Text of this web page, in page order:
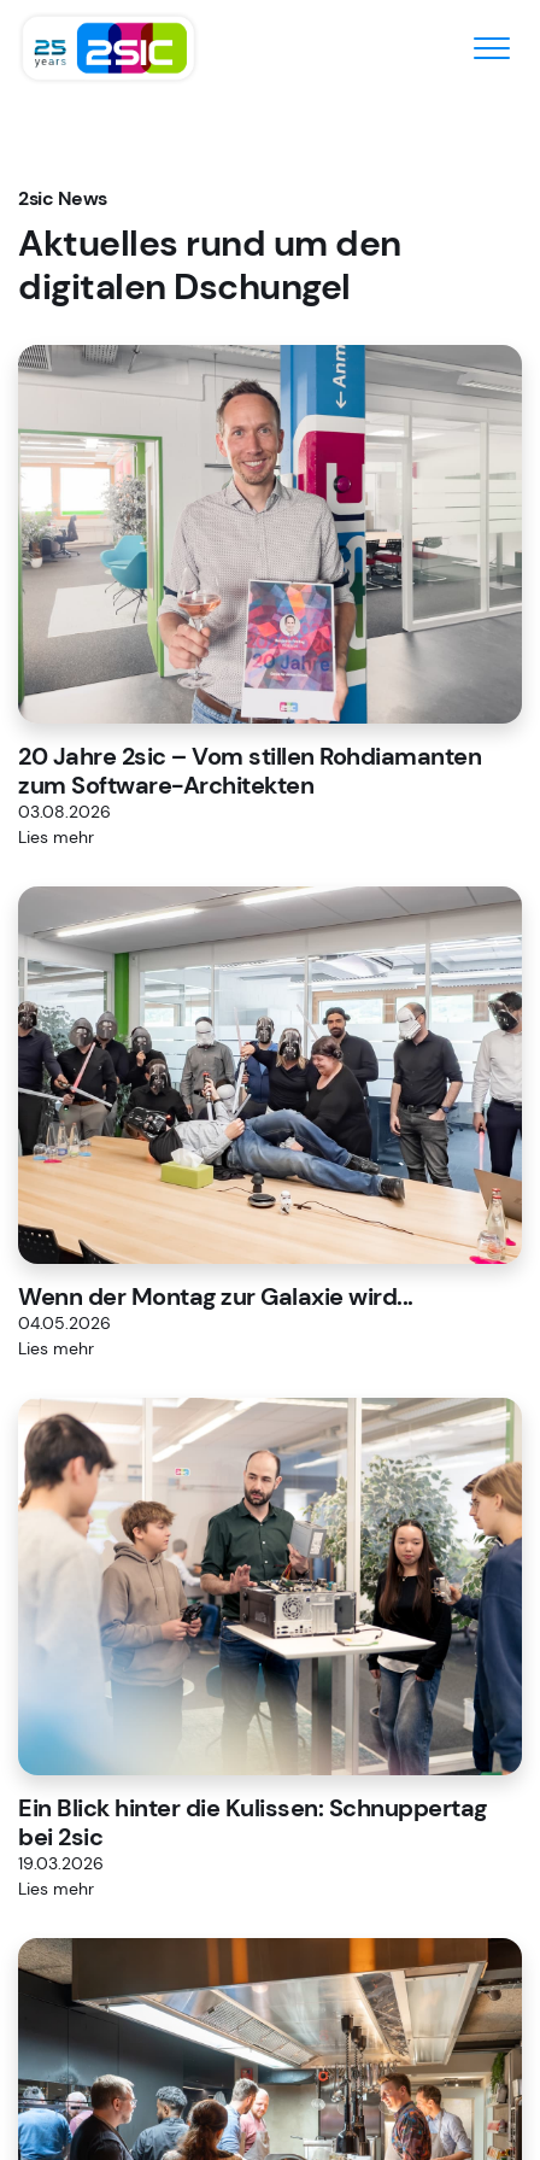
2sic News
Aktuelles rund um den
digitalen Dschungel
20 Jahre 2sic – Vom stillen Rohdiamanten
zum Software-Architekten
03.08.2026
Lies mehr
Wenn der Montag zur Galaxie wird...
04.05.2026
Lies mehr
Ein Blick hinter die Kulissen: Schnuppertag
bei 2sic
19.03.2026
Lies mehr